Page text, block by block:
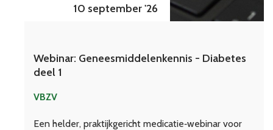
10 september '26
Webinar: Geneesmiddelenkennis - Diabetes
deel 1
VBZV
Een helder, praktijkgericht medicatie‑webinar voor